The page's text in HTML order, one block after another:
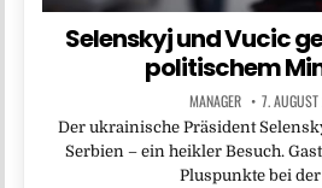
Selenskyj und Vucic
politischem
MANAGER 7.
Der ukrainische Präsident
Serbien – ein heikler Besuch.
Pluspunkte bei